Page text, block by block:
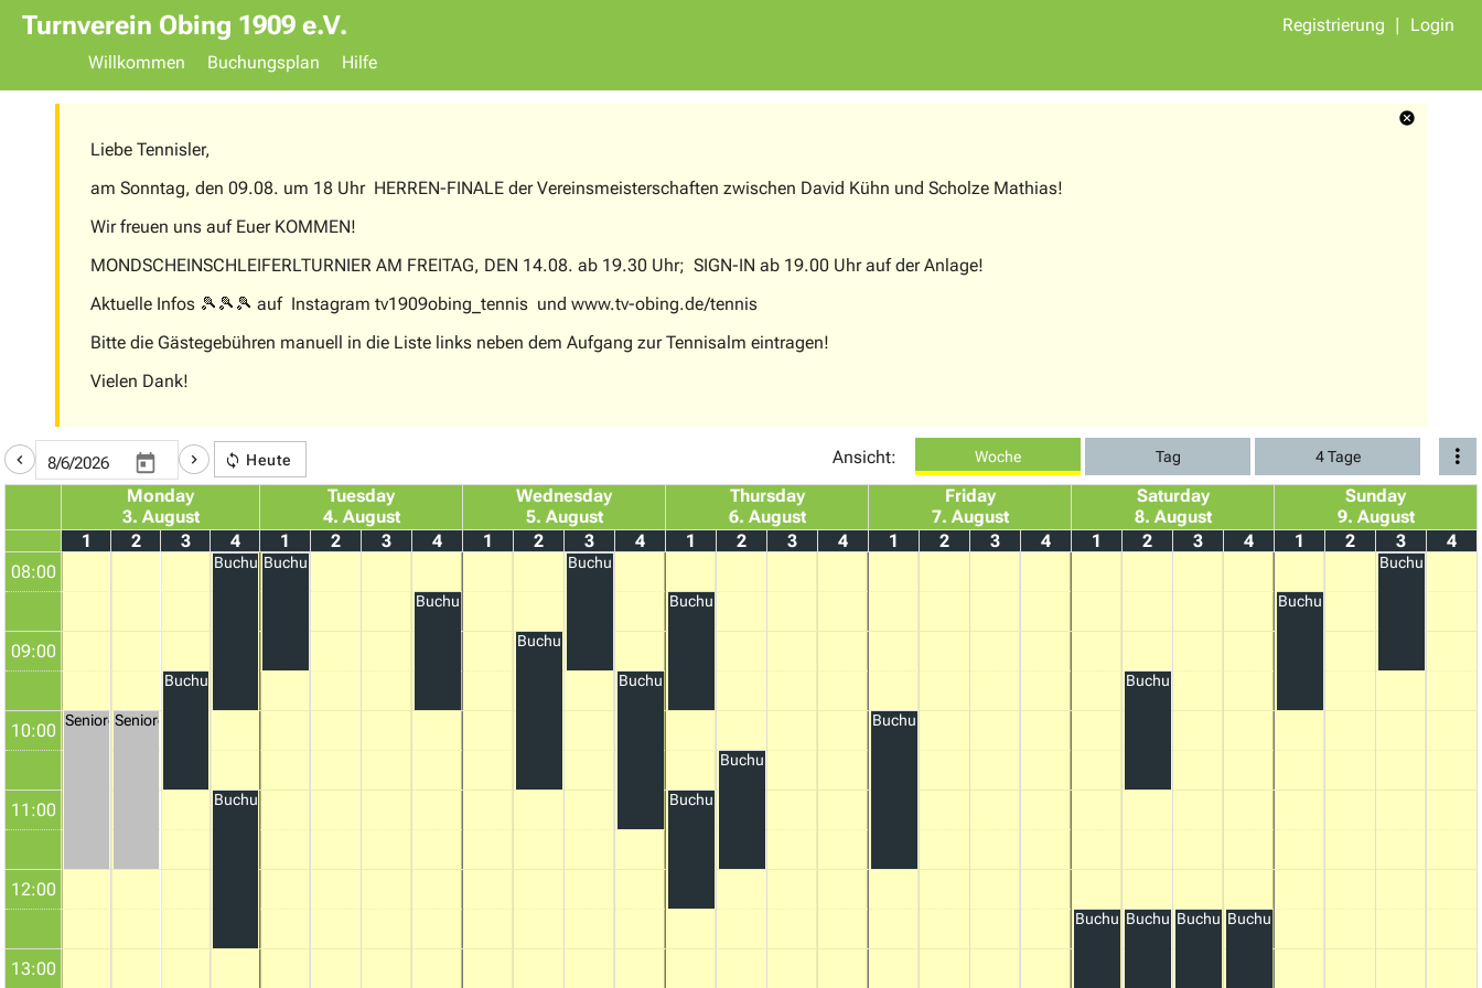
Turnverein Obing 1909 e.V. Registrierung
Login
Willkommen
Buchungsplan Hilfe
Liebe Tennisler,
am Sonntag, den 09.08. um 18 Uhr HERREN-FINALE der Vereinsmeisterschaften zwischen David Kühn und Scholze Mathias!
Wir freuen uns auf Euer KOMMEN!
MONDSCHEINSCHLEIFERLTURNIER AM FREITAG, DEN 14.08. ab 19.30 Uhr; SIGN-IN ab 19.00 Uhr auf der Anlage!
Aktuelle Infos 🎾🎾🎾 auf Instagram tv1909obing_tennis und www.tv-obing.de/tennis
Bitte die Gästegebühren manuell in die Liste links neben dem Aufgang zur Tennisalm eintragen!
Vielen Dank!
Heute Ansicht: Woche Tag 4 Tage
Monday
3. August
Tuesday
4. August
Wednesday
5. August
Thursday
6. August
Friday
7. August
Saturday
8. August
Sunday
9. August
1
2 3 4 1 2 3 4 1 2 3 4 1 2 3 4 1 2 3 4 1 2 3 4 1 2 3
4
08:00
09:00
10:00
11:00
12:00
13:00
SeniorentrainingSeniorentraining
Buchung
Buchung
Buchung
Buchung
Buchung
Buchung
Buchung
Buchung
Buchung
Buchung
Buchung
Buchung
Buchung
Buchung
BuchungBuchungBuchung
Buchung
Buchung